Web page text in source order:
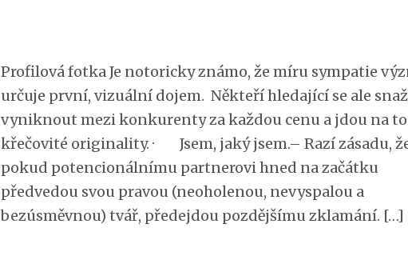
Profilová fotka Je notoricky známo, že míru sympatie
určuje první, vizuální dojem. Někteří hledající se ale
vyniknout mezi konkurenty za každou cenu a jdou na
křečovité originality. · Jsem, jaký jsem.– Razí zásadu,
pokud potencionálnímu partnerovi hned na začátku
předvedou svou pravou (neoholenou, nevyspalou a
bezúsměvnou) tvář, předejdou pozdějšímu zklamání. […]